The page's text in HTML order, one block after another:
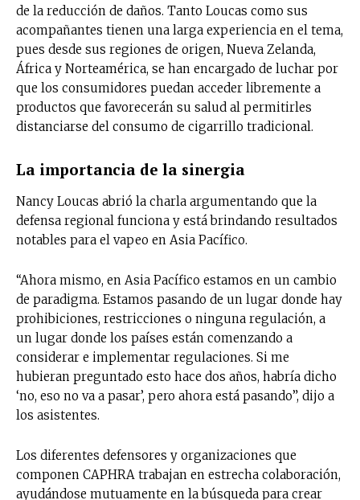
de la reducción de daños. Tanto Loucas como sus
acompañantes tienen una larga experiencia en el tema,
pues desde sus regiones de origen, Nueva Zelanda,
África y Norteamérica, se han encargado de luchar por
que los consumidores puedan acceder libremente a
productos que favorecerán su salud al permitirles
distanciarse del consumo de cigarrillo tradicional.
La importancia de la sinergia
Nancy Loucas abrió la charla argumentando que la
defensa regional funciona y está brindando resultados
notables para el vapeo en Asia Pacífico.
“Ahora mismo, en Asia Pacífico estamos en un cambio
de paradigma. Estamos pasando de un lugar donde hay
prohibiciones, restricciones o ninguna regulación, a
un lugar donde los países están comenzando a
considerar e implementar regulaciones. Si me
hubieran preguntado esto hace dos años, habría dicho
‘no, eso no va a pasar’, pero ahora está pasando”, dijo a
los asistentes.
Los diferentes defensores y organizaciones que
componen CAPHRA trabajan en estrecha colaboración,
ayudándose mutuamente en la búsqueda para crear